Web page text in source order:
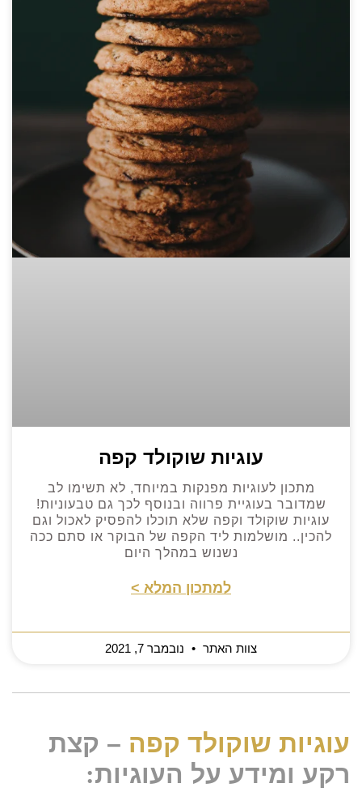
עוגיות שוקולד קפה
מתכון לעוגיות מפנקות במיוחד, לא תשימו לב
שמדובר בעוגיית פרווה ובנוסף לכך גם טבעוניות!
עוגיות שוקולד וקפה שלא תוכלו להפסיק לאכול וגם
להכין.. מושלמות ליד הקפה של הבוקר או סתם ככה
נשנוש במהלך היום
למתכון המלא >
צוות האתר נובמבר 7, 2021
עוגיות שוקולד קפה – קצת
רקע ומידע על העוגיות: